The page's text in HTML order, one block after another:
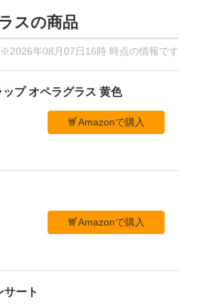
スの商品
※2026年08月07日16時 時点の情報です
プ オペラグラス 黄色
Amazonで購入
Amazonで購入
サート